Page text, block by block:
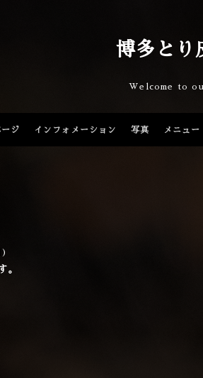
博多と
Welcome to
ージ インフォメーション 写真 メニュー
)
。